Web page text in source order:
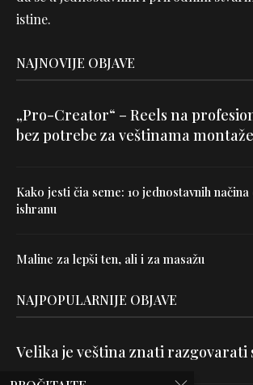
istine.
NAJNOVIJE OBJAVE
„Pro-Creator“ – Reels na
bez potrebe za veštinama montaže
Kako jesti čia seme: 10 jednostavnih
ishranu
Maline za lepši ten, ali i za masažu
NAJPOPULARNIJE OBJAVE
Velika je veština znati razgovarati